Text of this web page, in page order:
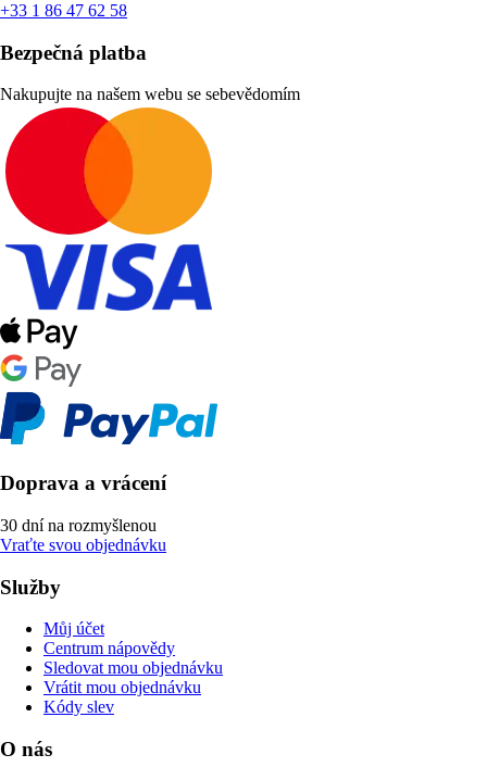
+33 1 86 47 62 58
Bezpečná platba
Nakupujte na našem webu se sebevědomím
Doprava a vrácení
30 dní na rozmyšlenou
Vraťte svou objednávku
Služby
Můj účet
Centrum nápovědy
Sledovat mou objednávku
Vrátit mou objednávku
Kódy slev
O nás